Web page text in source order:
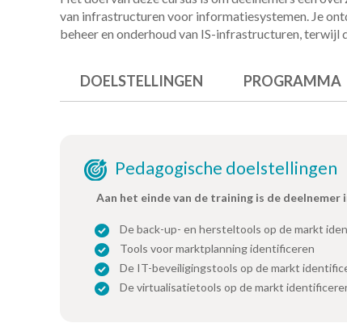
van infrastructuren voor informatiesystemen. Je
beheer en onderhoud van IS-infrastructuren,
DOELSTELLINGEN PROGRAMMA
Pedagogische doelstellingen
Aan het einde van de training is de deelnemer
De back-up- en hersteltools op de markt
Tools voor marktplanning identificeren
De IT-beveiligingstools op de markt
De virtualisatietools op de markt